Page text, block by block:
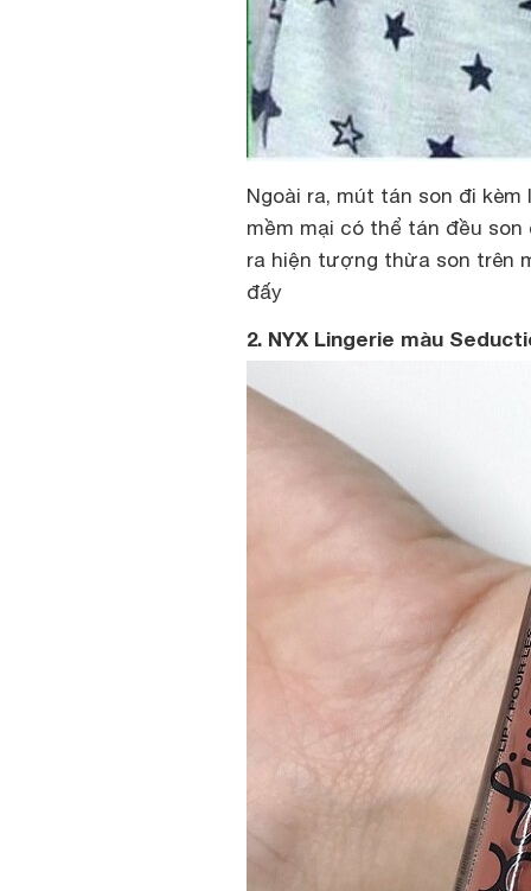
Ngoài ra, mút tán son đi
mềm mại có thể tán đều
ra hiện tượng thừa son trên
đấy
2. NYX Lingerie màu